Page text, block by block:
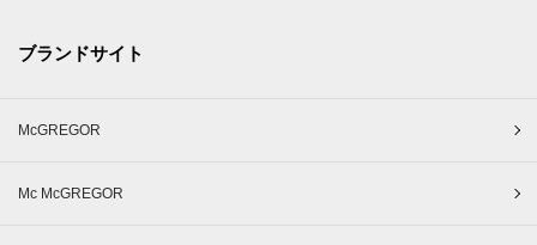
ブランドサイト
McGREGOR
Mc McGREGOR